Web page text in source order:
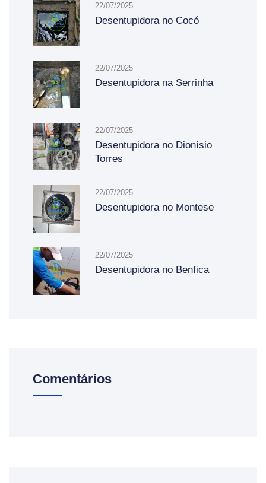
22/07/2025
Desentupidora no Cocó
22/07/2025
Desentupidora na Serrinha
22/07/2025
Desentupidora no Dionísio
Torres
22/07/2025
Desentupidora no Montese
22/07/2025
Desentupidora no Benfica
Comentários